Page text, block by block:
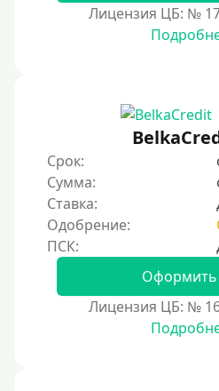
За 15 минут
За час
Срочные
Моментальные онлайн
Экспресс
В день обращения
Лицензия ЦБ: №
Срок:
Сумма:
Ставка:
Одобрение:
Оформить
Лицензия ЦБ: №